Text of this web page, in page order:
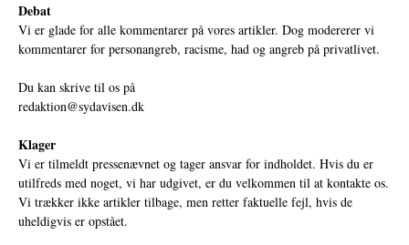
Debat
Vi er glade for alle kommentarer på vores artikler. Dog modererer vi
kommentarer for personangreb, racisme, had og angreb på privatlivet.
Du kan skrive til os på
redaktion@sydavisen.dk
Klager
Vi er tilmeldt pressenævnet og tager ansvar for indholdet. Hvis du er
utilfreds med noget, vi har udgivet, er du velkommen til at kontakte os.
Vi trækker ikke artikler tilbage, men retter faktuelle fejl, hvis de
uheldigvis er opstået.